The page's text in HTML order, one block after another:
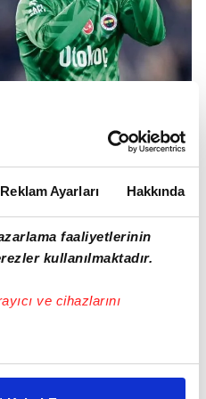
Reklam Ayarları Hakkında
faaliyetlerinin
kullanılmaktadır.
ve cihazlarını
sizlere özel
için yüksek bir